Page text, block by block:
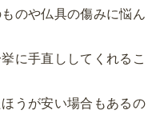
のや仏具の傷みに悩ん
に手直ししてくれるこ
うが安い場合もあるの